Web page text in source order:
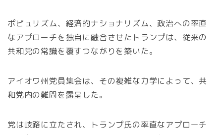
ポピュリズム、経済的ナショナリズム、政治への率直
なアプローチを独自に融合させたトランプは、従来の
共和党の常識を覆すつながりを築いた。
アイオワ州党員集会は、その複雑な力学によって、共
和党内の難問を露呈した。
党は岐路に立たされ、トランプ氏の率直なアプローチ